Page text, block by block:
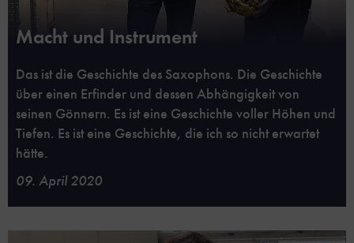
Macht und Instrument
Das ist die Geschichte des Saxophons. Die Geschichte
über einen Erfinder und dessen Abhängigkeit von
seinen Gönnern. Es ist eine Geschichte voller Höhen und
Tiefen. Es ist eine Geschichte, die ich so nicht erwartet
hätte.
09. April 2020